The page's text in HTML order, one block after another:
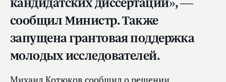
сообщил Министр. Также
запущена грантовая поддержка
молодых исследователей.